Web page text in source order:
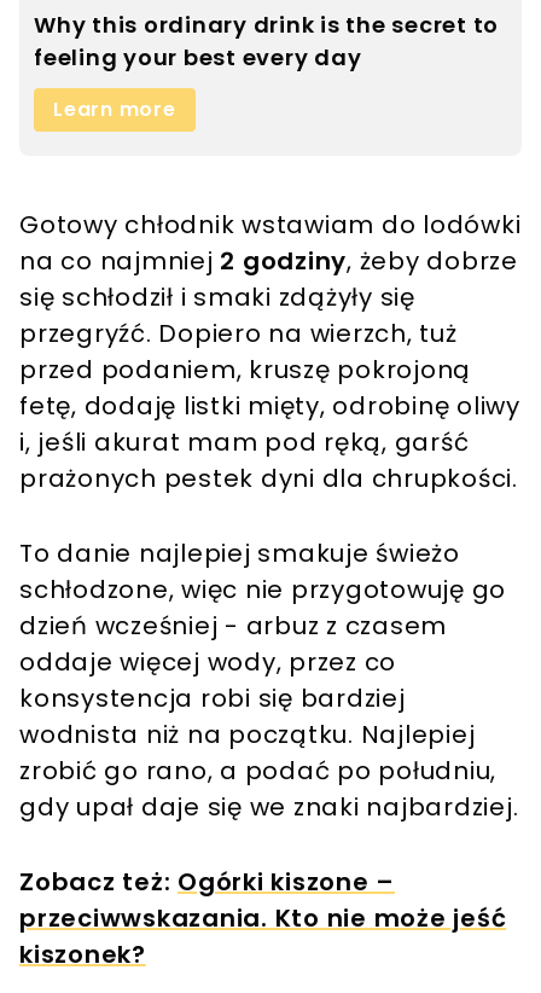
Gotowy chłodnik wstawiam do lodówki
na co najmniej 2 godziny, żeby dobrze
się schłodził i smaki zdążyły się
przegryźć. Dopiero na wierzch, tuż
przed podaniem, kruszę pokrojoną
fetę, dodaję listki mięty, odrobinę oliwy
i, jeśli akurat mam pod ręką, garść
prażonych pestek dyni dla chrupkości.
To danie najlepiej smakuje świeżo
schłodzone, więc nie przygotowuję go
dzień wcześniej - arbuz z czasem
oddaje więcej wody, przez co
konsystencja robi się bardziej
wodnista niż na początku. Najlepiej
zrobić go rano, a podać po południu,
gdy upał daje się we znaki najbardziej.
Zobacz też: Ogórki kiszone –
przeciwwskazania. Kto nie może jeść
kiszonek?